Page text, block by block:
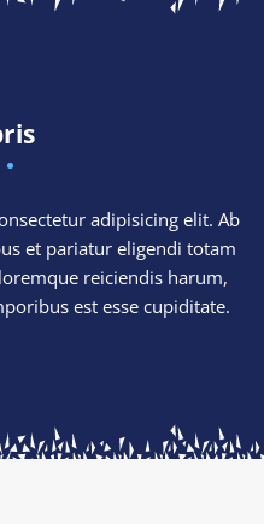
adipisicing elit. Ab
et pariatur eligendi totam
reiciendis harum,
est esse cupiditate.